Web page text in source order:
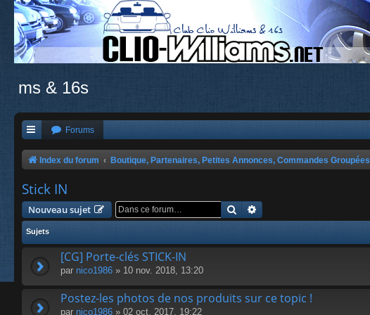
ms & 16s
Forums
Index du forum Boutique, Partenaires, Petites Annonces, Commandes Groupées
Stick IN
Nouveau sujet Rechercher
Sujets
[CG] Porte-clés STICK-IN
par nico1986 » 10 nov. 2018, 13:20
Postez-les photos de nos produits sur ce topic !
par nico1986 » 02 oct. 2017, 19:22